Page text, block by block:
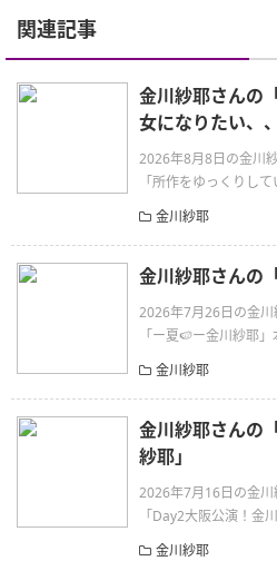
関連記事
金川紗耶さんの
女になりたい、
2026年8月8日の金川
「所作をゆっくりし
金川紗耶
金川紗耶さんの
2026年7月26日の金
「ー夏🍉ー金川紗耶」
金川紗耶
金川紗耶さんの
紗耶」
2026年7月16日の金
「Day2大阪公演！金
金川紗耶